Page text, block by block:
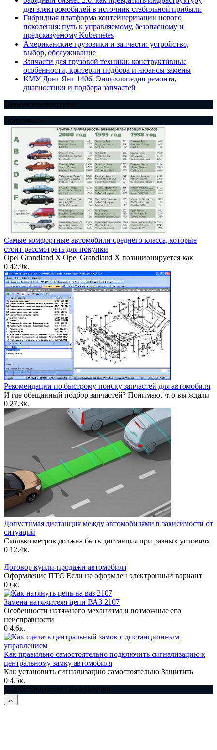
для электромобилей в источник стабильной прибыли
Гибридная платформа контейнеризации нового
поколения: путь к управляемому, безопасному и
предсказуемому Kubernetes
Американские грузовики и запчасти: устройство,
выбор, обслуживание
Запчасти для грузовой техники: конструктивные
особенности, критерии подбора и нюансы замены
КМУ Донг Янг 1406: Энциклопедия ремонта,
диагностики и подбора запчастей
Свежие комментарии
Популярное
Самые комфортные автомобили среднего класса, которые
стоит рассмотреть для покупки
Opel Grandland X Opel Grandland X позиционируется как
0 42.9к.
Рекомендации по быстрому поиску запчастей для автомобиля
И где обещанный подбор запчастей? Понимаю, что вы ждали
0 27.3к.
Допустимая дистанция между автомобилями в зависимости от
ситуаций
Сколько метров должна быть дистанция при разных условиях
0 12.4к.
Договор купли-продажи автомобиля
Оформление ПТС Если не оформлен электронный вариант
0 6к.
Замена натяжителя цепи ВАЗ 2107
Особенности натяжного механизма и возможные его
неисправности
0 4.6к.
Как правильно самостоятельно подключить сигнализацию к
центральному замку автомобиля
Как установить сигнализацию самостоятельно Защитить
0 4.5к.
© 2026 Shina26.ru - Автоштучки